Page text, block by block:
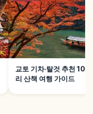
교토 기차·탈것 추천 10
리 산책 여행 가이드